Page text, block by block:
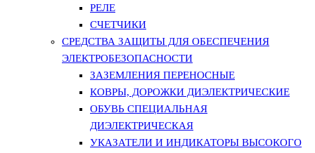
РЕЛЕ
СЧЕТЧИКИ
СРЕДСТВА ЗАЩИТЫ ДЛЯ ОБЕСПЕЧЕНИЯ
ЭЛЕКТРОБЕЗОПАСНОСТИ
ЗАЗЕМЛЕНИЯ ПЕРЕНОСНЫЕ
КОВРЫ, ДОРОЖКИ ДИЭЛЕКТРИЧЕСКИЕ
ОБУВЬ СПЕЦИАЛЬНАЯ
ДИЭЛЕКТРИЧЕСКАЯ
УКАЗАТЕЛИ И ИНДИКАТОРЫ ВЫСОКОГО